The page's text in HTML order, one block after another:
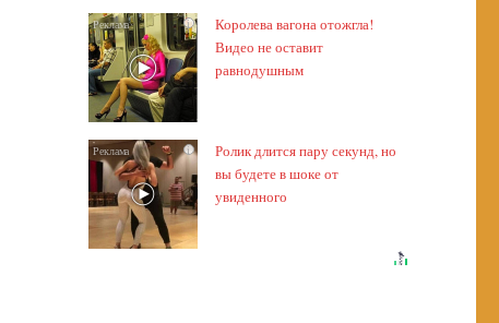
i
Королева вагона отожгла!
Видео не оставит
равнодушным
i
Ролик длится пару секунд, но
вы будете в шоке от
увиденного